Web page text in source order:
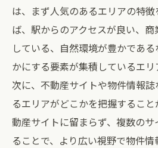
は、まず人気のあるエリアの特
ば、駅からのアクセスが良い、
している、自然環境が豊かであ
かにする要素が集積しているエリ
次に、不動産サイトや物件情報
るエリアがどこかを把握するこ
動産サイトに留まらず、複数の
ることで、より広い視野で物件